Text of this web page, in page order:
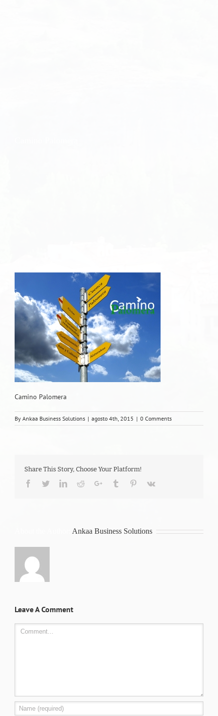
Camino Palomera
By Ankaa Business Solutions | agosto 4th, 2015 | 0 Comments
Share This Story, Choose Your Platform!
Facebook
TwitterLinkedIn
RedditGoogle+Tumblr Pinterest
Vk
Ankaa Business Solutions
Leave A Comment
Comment